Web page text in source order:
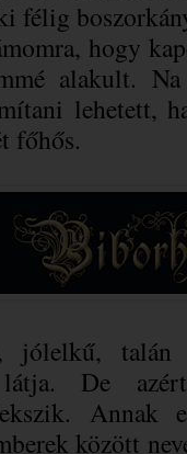
félig
hogy
alakult.
lehetett,
főhős.
jólelkű,
De
között